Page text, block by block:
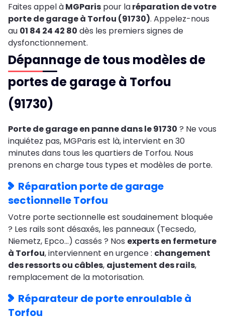
Faites appel àMGParis pour laréparation de votre
porte de garage à Torfou (91730). Appelez-nous
au 01 84 24 42 80 dès les premiers signes de
dysfonctionnement.
Dépannage de tous modèles de
portes de garage à Torfou
(91730)
Porte de garage en panne dans le 91730 ? Ne vous
inquiétez pas, MGParis est là, intervient en 30
minutes dans tous les quartiers de Torfou. Nous
prenons en charge tous types et modèles de porte.
Réparation porte de garage
sectionnelle Torfou
Votre porte sectionnelle est soudainement bloquée
? Les rails sont désaxés, les panneaux (Tecsedo,
Niemetz, Epco…) cassés ? Nos experts en fermeture
à Torfou, interviennent en urgence : changement
des ressorts ou câbles, ajustement des rails,
remplacement de la motorisation.
Réparateur de porte enroulable à
Torfou